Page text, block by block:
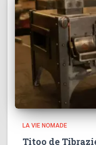
LA VIE NOMADE
Titoo de